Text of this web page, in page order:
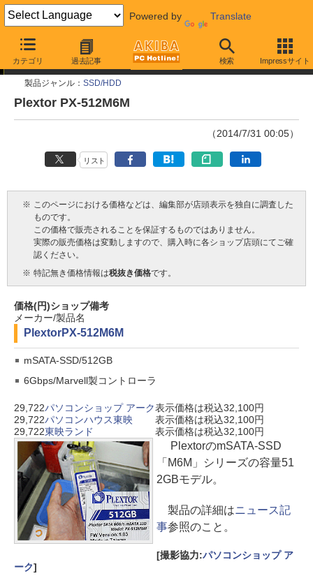
Powered by Translate
カテゴリ 過去記事 検索 Impressサイト
今週見つけた新製品
製品ジャンル： SSD/HDD
Plextor PX-512M6M
（2014/7/31 00:05）
リスト
※ このページにおける価格などは、編集部が店頭表示を独自に調査した
ものです。
この価格で販売されることを保証するものではありません。
実際の販売価格は変動しますので、購入時に各ショップ店頭にてご確
認ください。
※ 特記無き価格情報は税抜き価格です。
価格(円)ショップ備考
メーカー/製品名
PlextorPX-512M6M
mSATA-SSD/512GB
6Gbps/Marvell製コントローラ
29,722パソコンショップ アーク表示価格は税込32,100円
29,722パソコンハウス東映
表示価格は税込32,100円
29,722東映ランド 表示価格は税込32,100円
PlextorのmSATA-SSD
「M6M」シリーズの容量51
2GBモデル。
製品の詳細はニュース記
事参照のこと。
[撮影協力:パソコンショップ ア
ーク]